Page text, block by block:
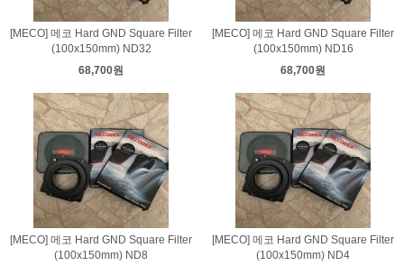
[MECO] 메코 Hard GND Square Filter
(100x150mm) ND32
68,700원
[MECO] 메코 Hard GND Square Filter
(100x150mm) ND16
68,700원
[MECO] 메코 Hard GND Square Filter
(100x150mm) ND8
[MECO] 메코 Hard GND Square Filter
(100x150mm) ND4